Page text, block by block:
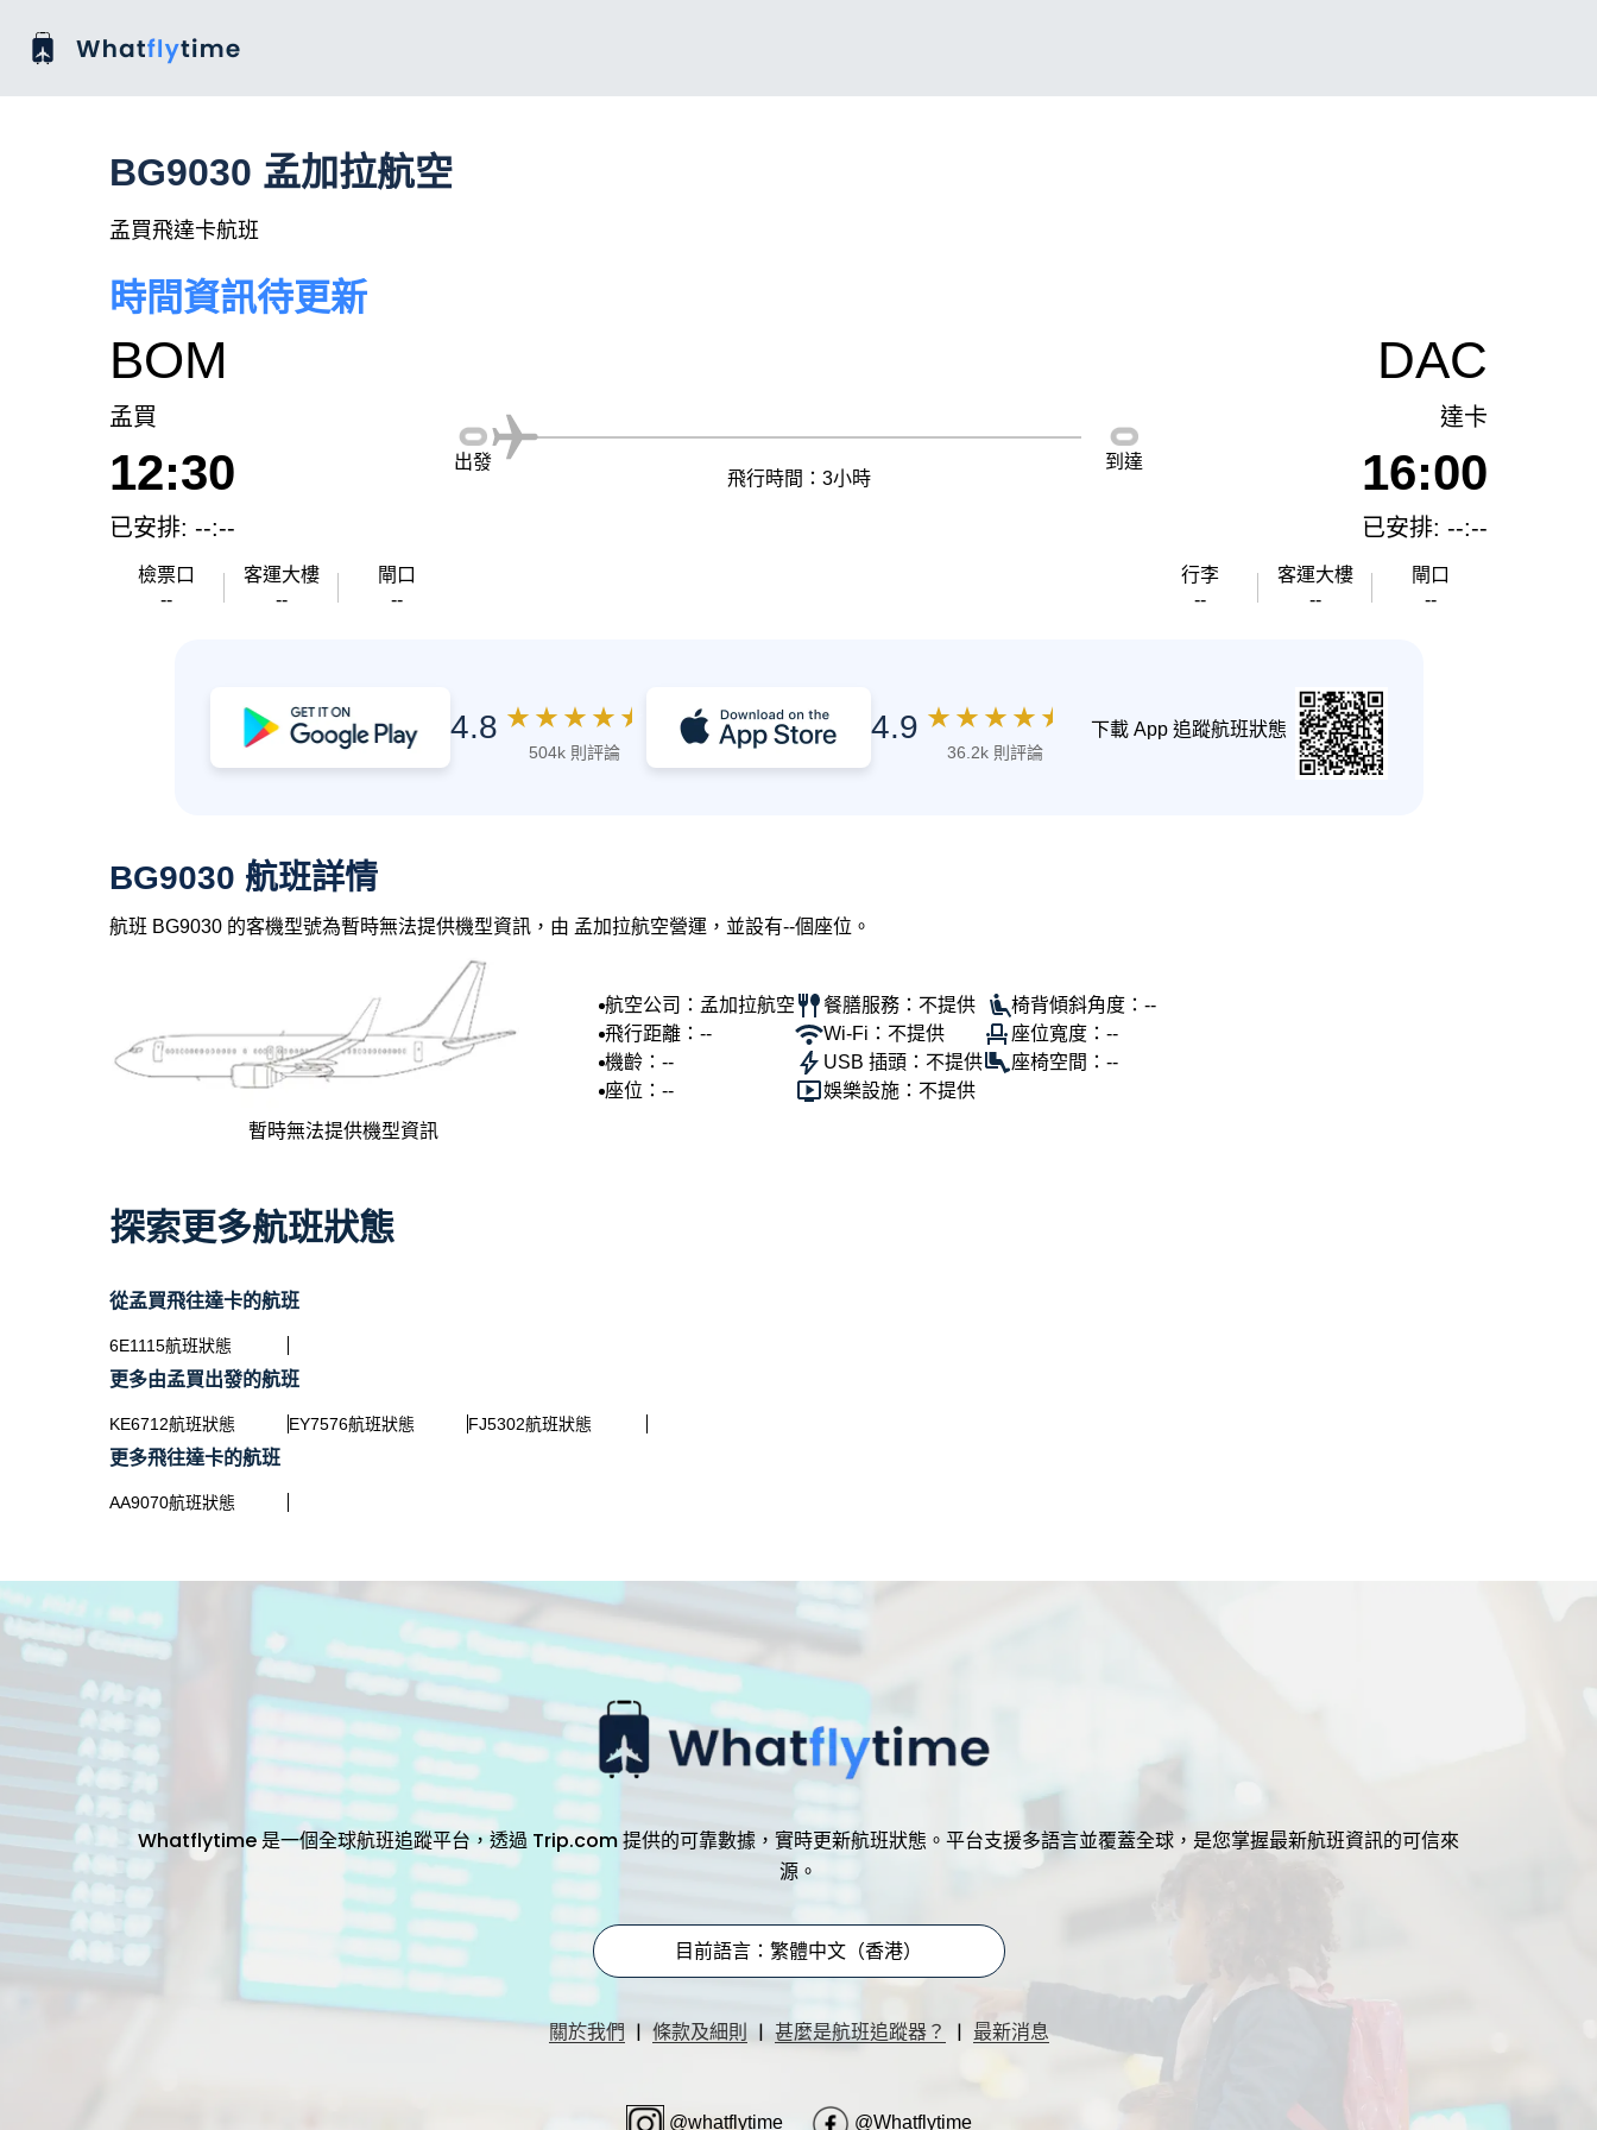
BG9030 孟加拉航空
孟買飛達卡航班
時間資訊待更新
BOM
孟買
12:30
已安排: --:--
檢票口
--
客運大樓
--
閘口
--
出發
飛行時間：3小時
到達
DAC
達卡
16:00
已安排: --:--
行李
--
客運大樓
--
閘口
--
4.8 ★ ★ ★ ★ ★
504k 則評論
4.9 ★ ★ ★ ★ ★
36.2k 則評論
下載 App 追蹤航班狀態
BG9030 航班詳情
航班 BG9030 的客機型號為暫時無法提供機型資訊，由 孟加拉航空營運，並設有--個座位。
暫時無法提供機型資訊
航空公司：孟加拉航空
飛行距離：--
機齡：--
座位：--
餐膳服務：不提供
Wi-Fi：不提供
USB 插頭：不提供
娛樂設施：不提供
椅背傾斜角度：--
座位寬度：--
座椅空間：--
探索更多航班狀態
從孟買飛往達卡的航班
6E1115航班狀態
更多由孟買出發的航班
KE6712航班狀態 EY7576航班狀態 FJ5302航班狀態
更多飛往達卡的航班
AA9070航班狀態
Whatflytime 是一個全球航班追蹤平台，透過 Trip.com 提供的可靠數據，實時更新航班狀態。平台支援多語言並覆蓋全球，是您掌握最新航班資訊的可信來
源。
目前語言：繁體中文（香港）
關於我們 | 條款及細則 | 甚麼是航班追蹤器？ | 最新消息
@whatflytime @Whatflytime